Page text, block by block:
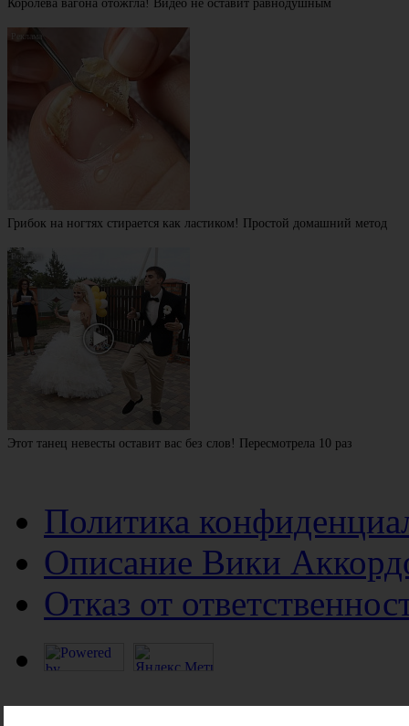
Королева вагона отожгла! Видео не оставит равнодушным
Грибок на ногтях стирается как ластиком! Простой домашний метод
Этот танец невесты оставит вас без слов! Пересмотрела 10 раз
Политика
Описание Вики
Отказ от